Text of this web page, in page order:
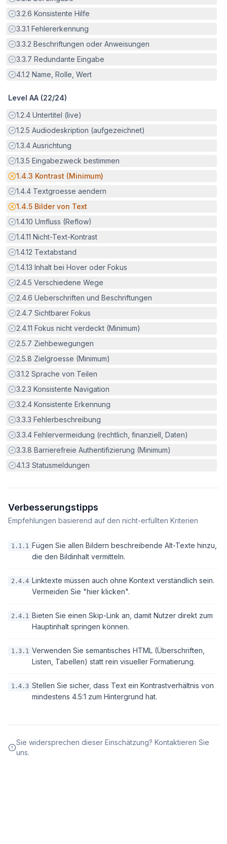
Erfüllt:
3.2.6 Konsistente Hilfe
Erfüllt:
3.3.1 Fehlererkennung
Erfüllt:
3.3.2 Beschriftungen oder Anweisungen
Erfüllt:
3.3.7 Redundante Eingabe
Erfüllt:
4.1.2 Name, Rolle, Wert
Level AA (22/24)
Erfüllt:
1.2.4 Untertitel (live)
Erfüllt:
1.2.5 Audiodeskription (aufgezeichnet)
Erfüllt:
1.3.4 Ausrichtung
Erfüllt:
1.3.5 Eingabezweck bestimmen
Potenzielle Barriere:
1.4.3 Kontrast (Minimum)
Erfüllt:
1.4.4 Textgroesse aendern
Potenzielle Barriere:
1.4.5 Bilder von Text
Erfüllt:
1.4.10 Umfluss (Reflow)
Erfüllt:
1.4.11 Nicht-Text-Kontrast
Erfüllt:
1.4.12 Textabstand
Erfüllt:
1.4.13 Inhalt bei Hover oder Fokus
Erfüllt:
2.4.5 Verschiedene Wege
Erfüllt:
2.4.6 Ueberschriften und Beschriftungen
Erfüllt:
2.4.7 Sichtbarer Fokus
Erfüllt:
2.4.11 Fokus nicht verdeckt (Minimum)
Erfüllt:
2.5.7 Ziehbewegungen
Erfüllt:
2.5.8 Zielgroesse (Minimum)
Erfüllt:
3.1.2 Sprache von Teilen
Erfüllt:
3.2.3 Konsistente Navigation
Erfüllt:
3.2.4 Konsistente Erkennung
Erfüllt:
3.3.3 Fehlerbeschreibung
Erfüllt:
3.3.4 Fehlervermeidung (rechtlich, finanziell, Daten)
Erfüllt:
3.3.8 Barrierefreie Authentifizierung (Minimum)
Erfüllt:
4.1.3 Statusmeldungen
Verbesserungstipps
Empfehlungen basierend auf den nicht-erfüllten Kriterien
1.1.1 Fügen Sie allen Bildern beschreibende Alt-Texte hinzu,
die den Bildinhalt vermitteln.
2.4.4 Linktexte müssen auch ohne Kontext verständlich sein.
Vermeiden Sie "hier klicken".
2.4.1 Bieten Sie einen Skip-Link an, damit Nutzer direkt zum
Hauptinhalt springen können.
1.3.1 Verwenden Sie semantisches HTML (Überschriften,
Listen, Tabellen) statt rein visueller Formatierung.
1.4.3 Stellen Sie sicher, dass Text ein Kontrastverhältnis von
mindestens 4.5:1 zum Hintergrund hat.
Sie widersprechen dieser Einschätzung? Kontaktieren Sie
uns.